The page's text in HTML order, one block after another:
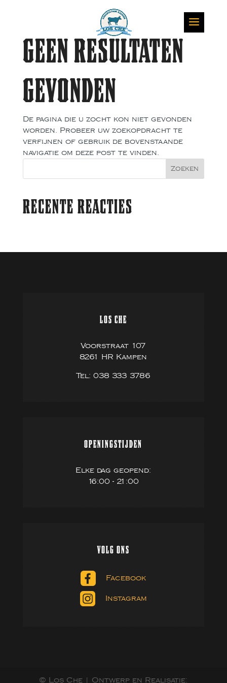
GEEN RESULTATEN
GEVONDEN
De pagina die u zocht kon niet gevonden
worden. Probeer uw zoekopdracht te
verfijnen of gebruik de bovenstaande
navigatie om deze post te vinden.
RECENTE REACTIES
LOS CHE
Voorstraat 107
8261 HR Kampen
Tel: 038 333 3786
OPENINGSTIJDEN
Elke dag geopend:
16:00 - 21:00
VOLG ONS
Facebook
Instagram
© Los Che | Ontwerp en Realisatie: